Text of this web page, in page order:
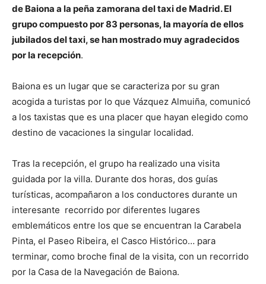
de Baiona a la peña zamorana del taxi de Madrid. El
grupo compuesto por 83 personas, la mayoría de ellos
jubilados del taxi, se han mostrado muy agradecidos
por la recepción.
Baiona es un lugar que se caracteriza por su gran
acogida a turistas por lo que Vázquez Almuiña, comunicó
a los taxistas que es una placer que hayan elegido como
destino de vacaciones la singular localidad.
Tras la recepción, el grupo ha realizado una visita
guidada por la villa. Durante dos horas, dos guías
turísticas, acompañaron a los conductores durante un
interesante recorrido por diferentes lugares
emblemáticos entre los que se encuentran la Carabela
Pinta, el Paseo Ribeira, el Casco Histórico… para
terminar, como broche final de la visita, con un recorrido
por la Casa de la Navegación de Baiona.